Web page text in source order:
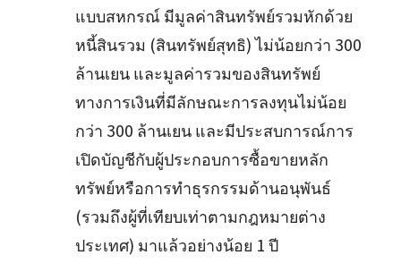
แบบสหกรณ์ มีมูลค่าสินทรัพย์รวมหักด้วย
หนี้สินรวม (สินทรัพย์สุทธิ) ไม่น้อยกว่า 300
ล้านเยน และมูลค่ารวมของสินทรัพย์
ทางการเงินที่มีลักษณะการลงทุนไม่น้อย
กว่า 300 ล้านเยน และมีประสบการณ์การ
เปิดบัญชีกับผู้ประกอบการซื้อขายหลัก
ทรัพย์หรือการทำธุรกรรมด้านอนุพันธ์
(รวมถึงผู้ที่เทียบเท่าตามกฎหมายต่าง
ประเทศ) มาแล้วอย่างน้อย 1 ปี